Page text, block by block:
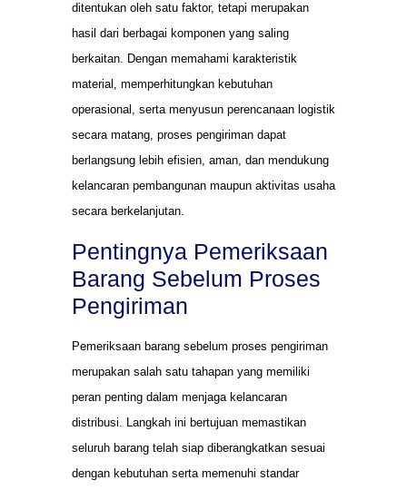
ditentukan oleh satu faktor, tetapi merupakan
hasil dari berbagai komponen yang saling
berkaitan. Dengan memahami karakteristik
material, memperhitungkan kebutuhan
operasional, serta menyusun perencanaan logistik
secara matang, proses pengiriman dapat
berlangsung lebih efisien, aman, dan mendukung
kelancaran pembangunan maupun aktivitas usaha
secara berkelanjutan.
Pentingnya Pemeriksaan
Barang Sebelum Proses
Pengiriman
Pemeriksaan barang sebelum proses pengiriman
merupakan salah satu tahapan yang memiliki
peran penting dalam menjaga kelancaran
distribusi. Langkah ini bertujuan memastikan
seluruh barang telah siap diberangkatkan sesuai
dengan kebutuhan serta memenuhi standar